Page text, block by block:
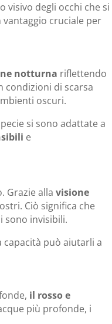
visivo degli occhi che si
vantaggio cruciale per
notturna riflettendo
condizioni di scarsa
oscuri.
si sono adattate a
e
Grazie alla visione
Ciò significa che
sono invisibili.
capacità può aiutarli a
il rosso e
più profonde, i